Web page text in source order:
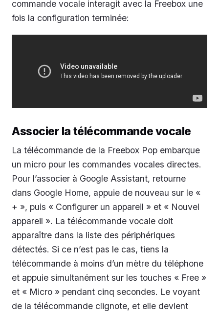
commande vocale interagit avec la Freebox une
fois la configuration terminée:
Associer la télécommande vocale
La télécommande de la Freebox Pop embarque
un micro pour les commandes vocales directes.
Pour l’associer à Google Assistant, retourne
dans Google Home, appuie de nouveau sur le «
+ », puis « Configurer un appareil » et « Nouvel
appareil ». La télécommande vocale doit
apparaître dans la liste des périphériques
détectés. Si ce n’est pas le cas, tiens la
télécommande à moins d’un mètre du téléphone
et appuie simultanément sur les touches « Free »
et « Micro » pendant cinq secondes. Le voyant
de la télécommande clignote, et elle devient